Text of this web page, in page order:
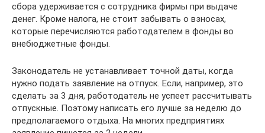
сбора удерживается с сотрудника фирмы при выдаче
денег. Кроме налога, не стоит забывать о взносах,
которые перечисляются работодателем в фонды во
внебюджетные фонды.
Законодатель не устанавливает точной даты, когда
нужно подать заявление на отпуск. Если, например, это
сделать за 3 дня, работодатель не успеет рассчитывать
отпускные. Поэтому написать его лучше за неделю до
предполагаемого отдыха. На многих предприятиях